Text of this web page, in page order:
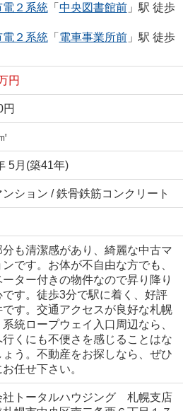
電２系統「 中央図書館前」駅 徒歩
電２系統「 電車事業所前」駅 徒歩
円
円
5月(築41年)
ンション / 鉄骨鉄筋コンクリート
分も清潔感があり、綺麗な中古マ
ンです。お体が不自由な方でも、
ーター付きの物件なので昇り降り
です。徒歩3分で駅に着く、好評
です。交通アクセスが良好な札幌
統ロープウェイ入口周辺なら、
行くにも不便さを感じることはな
ょう。不動産をお探しなら、ぜひ
任せ下さい。
社トータルハウジング 札幌支店